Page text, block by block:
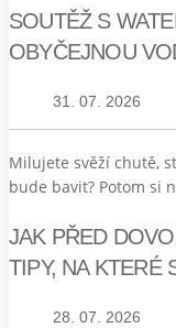
SOUTĚŽ S
OBYČEJNOU
31. 07. 2026
Milujete svěží chutě,
bude bavit? Potom si
JAK PŘED
TIPY, NA KTERÉ
28. 07. 2026